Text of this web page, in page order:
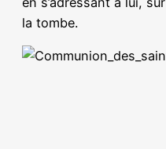
la tombe.